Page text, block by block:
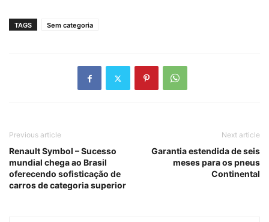
TAGS Sem categoria
Previous article
Renault Symbol – Sucesso
mundial chega ao Brasil
oferecendo sofisticação de
carros de categoria superior
Next article
Garantia estendida de seis
meses para os pneus
Continental